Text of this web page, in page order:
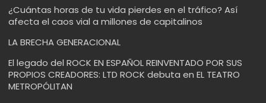
¿Cuántas horas de tu vida pierdes en el tráfico? Así
afecta el caos vial a millones de capitalinos
LA BRECHA GENERACIONAL
El legado del ROCK EN ESPAÑOL REINVENTADO POR SUS
PROPIOS CREADORES: LTD ROCK debuta en EL TEATRO
METROPÓLITAN